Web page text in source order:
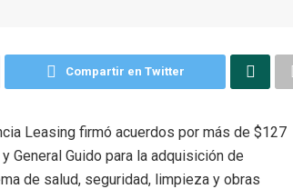
Compartir en Twitter
Leasing firmó acuerdos por más de $127
General Guido para la adquisición de
de salud, seguridad, limpieza y obras